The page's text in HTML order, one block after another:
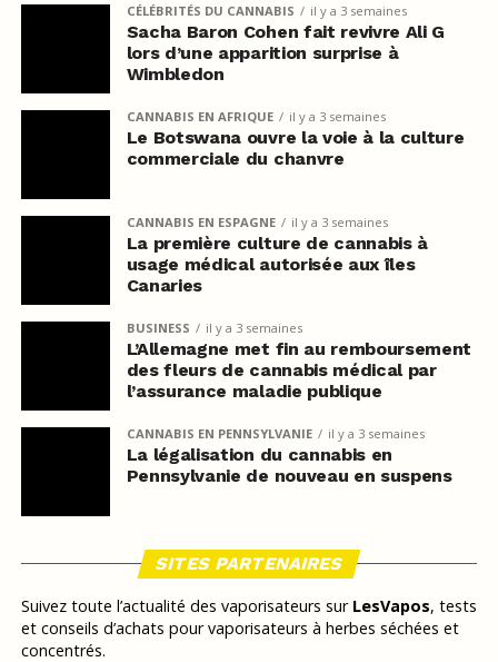
CÉLÉBRITÉS DU CANNABIS il y a 3 semaines
Sacha Baron Cohen fait revivre Ali G
lors d’une apparition surprise à
Wimbledon
CANNABIS EN AFRIQUE il y a 3 semaines
Le Botswana ouvre la voie à la culture
commerciale du chanvre
CANNABIS EN ESPAGNE il y a 3 semaines
La première culture de cannabis à
usage médical autorisée aux îles
Canaries
BUSINESS il y a 3 semaines
L’Allemagne met fin au remboursement
des fleurs de cannabis médical par
l’assurance maladie publique
CANNABIS EN PENNSYLVANIE il y a 3 semaines
La légalisation du cannabis en
Pennsylvanie de nouveau en suspens
SITES PARTENAIRES
Suivez toute l’actualité des vaporisateurs sur LesVapos, tests
et conseils d’achats pour vaporisateurs à herbes séchées et
concentrés.